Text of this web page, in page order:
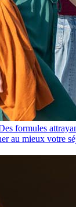
formules
au mieux votre